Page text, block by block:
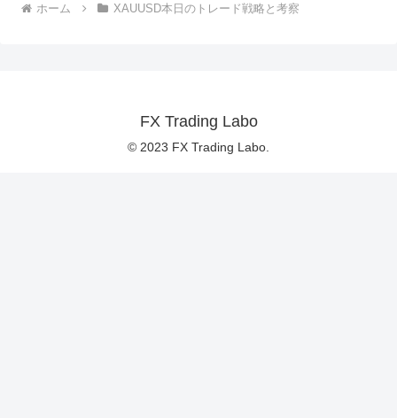
ホーム XAUUSD本日のトレード戦略と考察
FX Trading Labo
© 2023 FX Trading Labo.